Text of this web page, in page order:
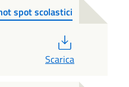
spot scolastici
Scarica